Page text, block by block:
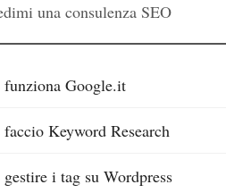
una consulenza SEO
funziona Google.it
faccio Keyword Research
i tag su Wordpress